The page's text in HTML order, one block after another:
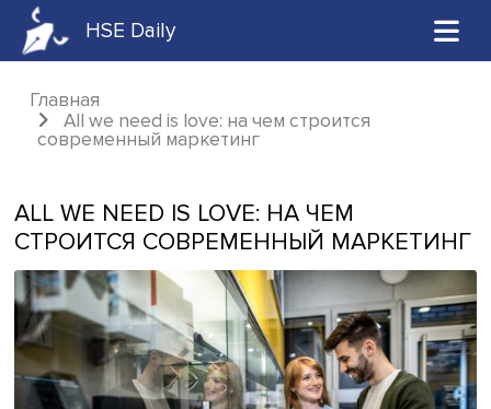
HSE Daily
Главная
All we need is love: на чем строится
ALL WE NEED IS LOVE: НА ЧЕМ
СТРОИТСЯ СОВРЕМЕННЫЙ